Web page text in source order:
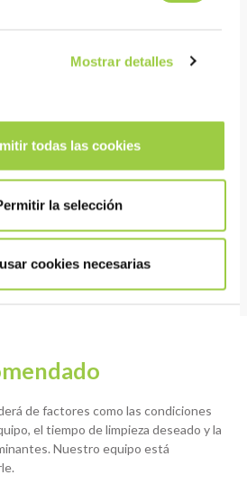
Mostrar detalles
todas las cookies
la selección
cookies necesarias
la producción y el mantenimiento
CMR
de factores como las condiciones
el tiempo de limpieza deseado y la
Nuestro equipo está